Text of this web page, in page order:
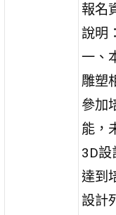
報名
說明：
一、
雕塑
參加
能，
3D設
達到
設計